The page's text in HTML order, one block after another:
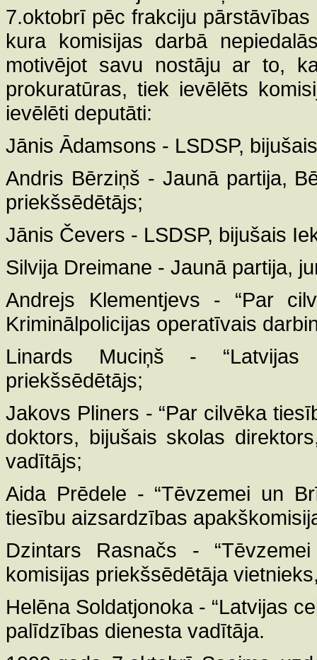
7.oktobrī pēc frakciju
kura komisijas darbā
motivējot savu nostāju ar to,
prokuratūras, tiek ievēlēts
ievēlēti deputāti:
Jānis Ādamsons - LSDSP,
Andris Bērziņš - Jaunā partija,
priekšsēdētājs;
Jānis Čevers - LSDSP, bijušais
Silvija Dreimane - Jaunā partija,
Andrejs Klementjevs - “Par
Kriminālpolicijas operatīvais
Linards Muciņš - “Latvijas
priekšsēdētājs;
Jakovs Pliners - “Par cilvēka
doktors, bijušais skolas
vadītājs;
Aida Prēdele - “Tēvzemei un
tiesību aizsardzības
Dzintars Rasnačs -
komisijas priekšsēdētāja
Helēna Soldatjonoka - “Latvijas
palīdzības dienesta vadītāja.